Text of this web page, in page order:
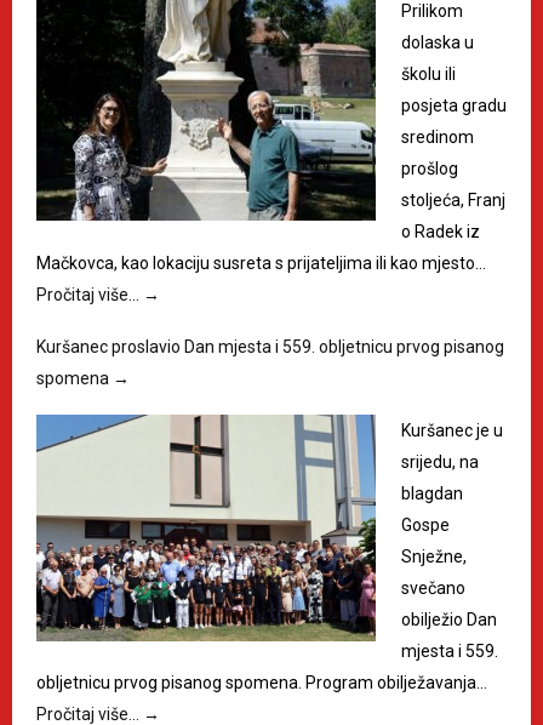
Prilikom
dolaska u
školu ili
posjeta gradu
sredinom
prošlog
stoljeća, Franj
o Radek iz
Mačkovca, kao lokaciju susreta s prijateljima ili kao mjesto…
Pročitaj više… →
Kuršanec proslavio Dan mjesta i 559. obljetnicu prvog pisanog
spomena →
Kuršanec je u
srijedu, na
blagdan
Gospe
Snježne,
svečano
obilježio Dan
mjesta i 559.
obljetnicu prvog pisanog spomena. Program obilježavanja…
Pročitaj više… →